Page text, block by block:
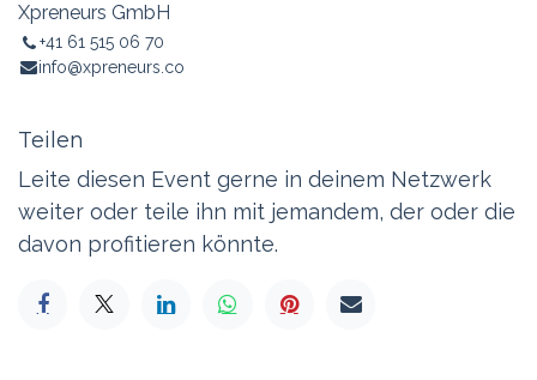
Xpreneurs GmbH
+41 61 515 06 70
info@xpreneurs.co
Teilen
Leite diesen Event gerne in deinem Netzwerk
weiter oder teile ihn mit jemandem, der oder die
davon profitieren könnte.